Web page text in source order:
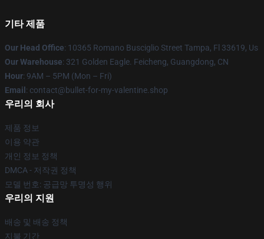
기타 제품
Our Head Office: 10365 Romano Busciglio Street Tampa, Fl 33619, Us
Our Warehouse: 321 Golden Eagle. Feicheng, Guangdong, CN
Hour: 9AM – 5PM (Mon – Fri)
Email : contact@bullet-for-my-valentine.shop
우리의 회사
제품 정보
이용 약관
개인 정보 정책
DMCA - 저작권 정책
모델 번호: 공급망 투명성 행위
우리의 지원
배송 및 배송 정책
지불 기간